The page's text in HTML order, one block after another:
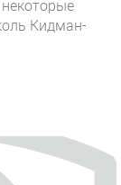
Кидман-